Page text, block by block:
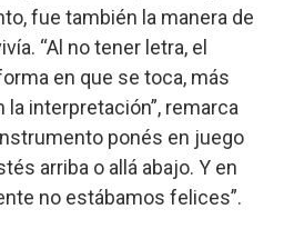
fue también la manera de
“Al no tener letra, el
en que se toca, más
interpretación”, remarca
ponés en juego
arriba o allá abajo. Y en
no estábamos felices”.